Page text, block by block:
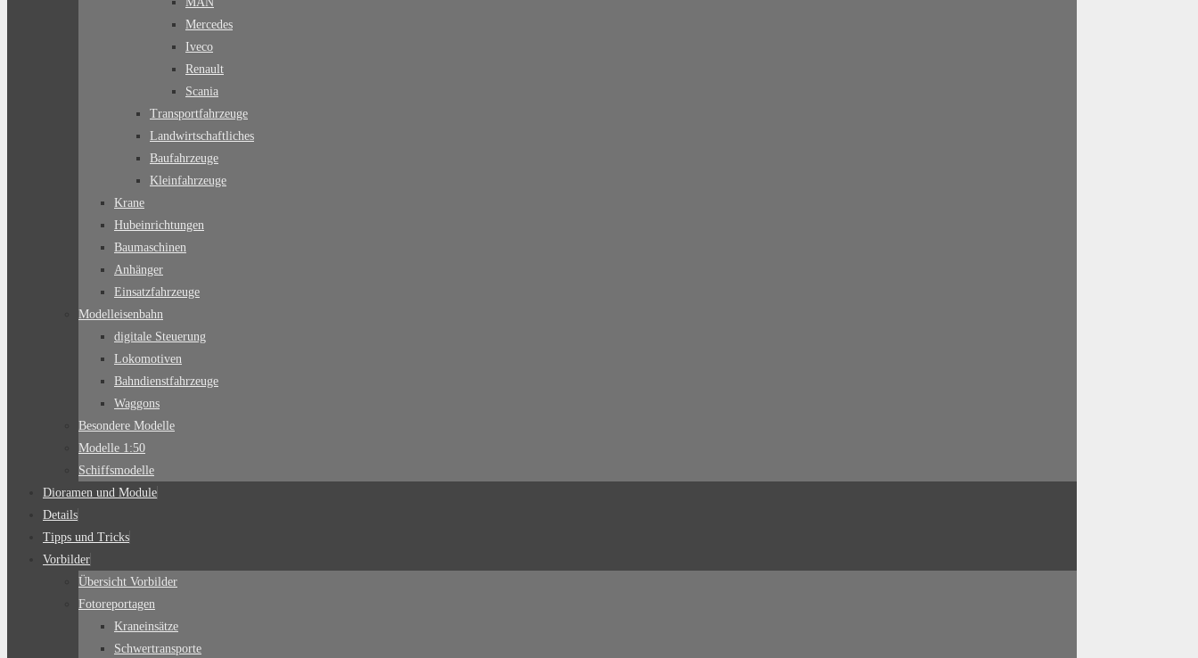
Mercedes
Iveco
Renault
Scania
Transportfahrzeuge
Landwirtschaftliches
Baufahrzeuge
Kleinfahrzeuge
Krane
Hubeinrichtungen
Baumaschinen
Anhänger
Einsatzfahrzeuge
Modelleisenbahn
digitale Steuerung
Lokomotiven
Bahndienstfahrzeuge
Waggons
Besondere Modelle
Modelle 1:50
Schiffsmodelle
Dioramen und Module
Details
Tipps und Tricks
Vorbilder
Übersicht Vorbilder
Fotoreportagen
Kraneinsätze
Schwertransporte